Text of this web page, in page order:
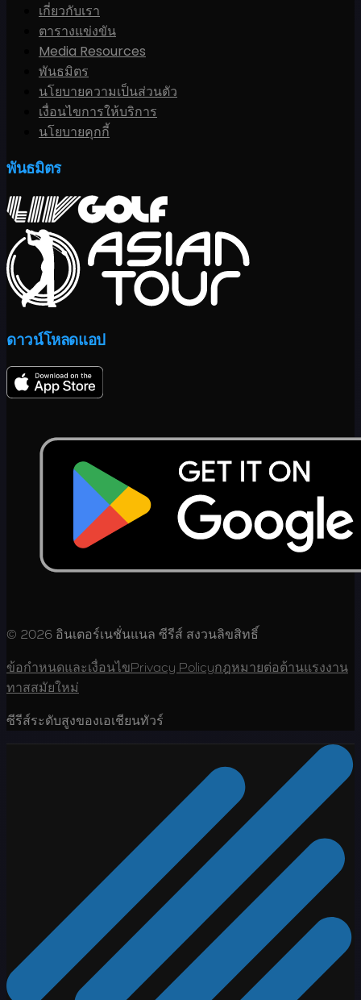
เกี่ยวกับเรา
ตารางแข่งขัน
Media Resources
พันธมิตร
นโยบายความเป็นส่วนตัว
เงื่อนไขการให้บริการ
นโยบายคุกกี้
พันธมิตร
ดาวน์โหลดแอป
© 2026 อินเตอร์เนชั่นแนล ซีรีส์ สงวนลิขสิทธิ์
ข้อกำหนดและเงื่อนไขPrivacy Policyกฎหมายต่อต้านแรงงาน
ทาสสมัยใหม่
ซีรีส์ระดับสูงของเอเชียนทัวร์